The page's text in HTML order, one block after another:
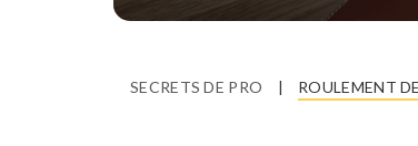
SECRETS DE PRO | ROULEMENT